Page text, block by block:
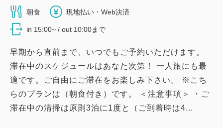
朝食 現地払い・Web決済
in 15:00~ / out 10:00まで
早期から直前まで、いつでもご予約いただけます。
滞在中のスケジュールはあなた次第！ 一人旅にも最
適です。ご自由にご滞在をお楽しみ下さい。 ※こち
らのプランは（朝食付き）です。 ＜注意事項＞ ・ご
滞在中の清掃は原則3泊に1度と（ご到着時は4...